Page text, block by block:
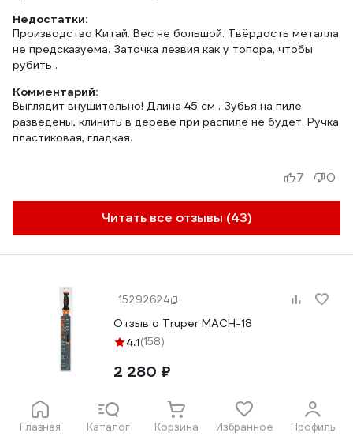
Главная Каталог Корзина Избранное Профиль
Недостатки:
Производство Китай. Вес не большой. Твёрдость металла
не предсказуема. Заточка лезвия как у топора, чтобы
рубить .
Комментарий:
Выглядит внушительно! Длина 45 см . Зубья на пиле
разведены, клинить в дереве при распиле не будет. Ручка
пластиковая, гладкая.
Читать все отзывы (43)
7 0
15292624
Отзыв о Truper MACH-18
4.1(158)
2 280 ₽